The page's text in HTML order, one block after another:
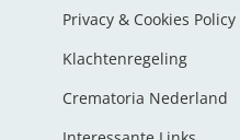
Privacy & Cookies Policy
Klachtenregeling
Crematoria Nederland